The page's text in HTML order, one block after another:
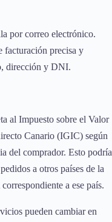
por correo electrónico.
facturación precisa y
dirección y DNI.
al Impuesto sobre el Valor
Canario (IGIC) según
del comprador. Esto podría
a otros países de la
a ese país.
pueden cambiar en